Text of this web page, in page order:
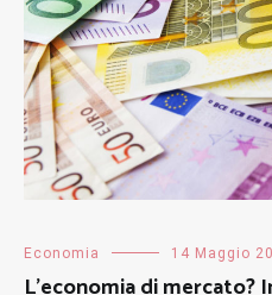
Economia 14 Maggio